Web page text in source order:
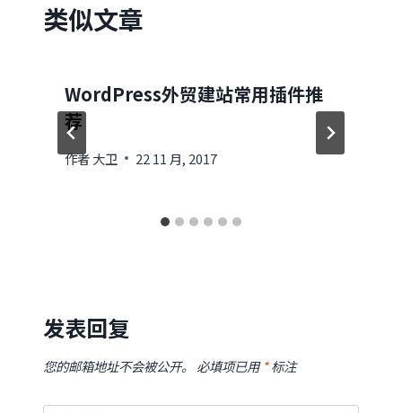
类似文章
WordPress外贸建站常用插件推
荐
作者大卫 22 11 月, 2017
发表回复
您的邮箱地址不会被公开。 必填项已用*标注